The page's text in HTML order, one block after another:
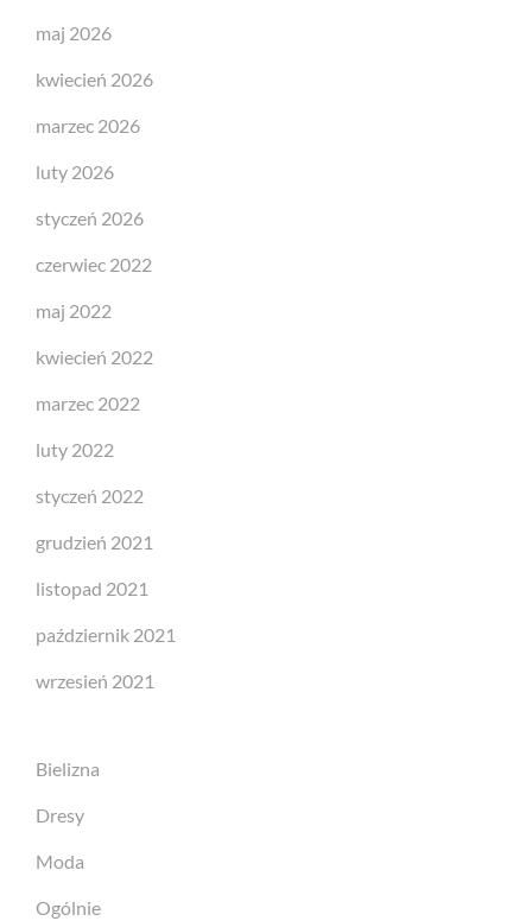
maj 2026
kwiecień 2026
marzec 2026
luty 2026
styczeń 2026
czerwiec 2022
maj 2022
kwiecień 2022
marzec 2022
luty 2022
styczeń 2022
grudzień 2021
listopad 2021
październik 2021
wrzesień 2021
Bielizna
Dresy
Moda
Ogólnie